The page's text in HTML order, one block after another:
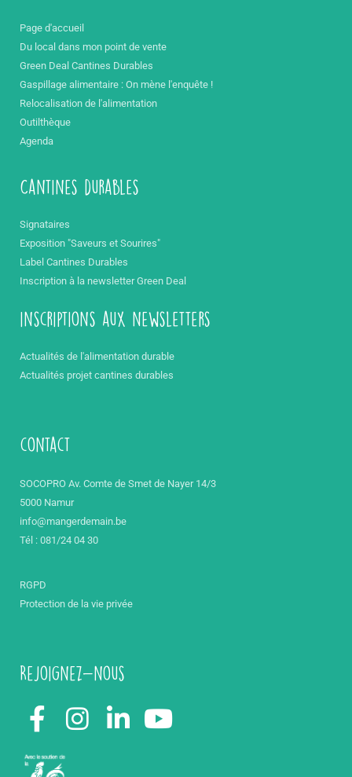
Page d'accueil
Du local dans mon point de vente
Green Deal Cantines Durables
Gaspillage alimentaire : On mène l'enquête !
Relocalisation de l'alimentation
Outilthèque
Agenda
Cantines durables
Signataires
Exposition "Saveurs et Sourires"
Label Cantines Durables
Inscription à la newsletter Green Deal
inscriptions aux newsletters
Actualités de l'alimentation durable
Actualités projet cantines durables
contact
SOCOPRO Av. Comte de Smet de Nayer 14/3
5000 Namur
info@mangerdemain.be
Tél : 081/24 04 30
RGPD
Protection de la vie privée
Rejoignez-nous